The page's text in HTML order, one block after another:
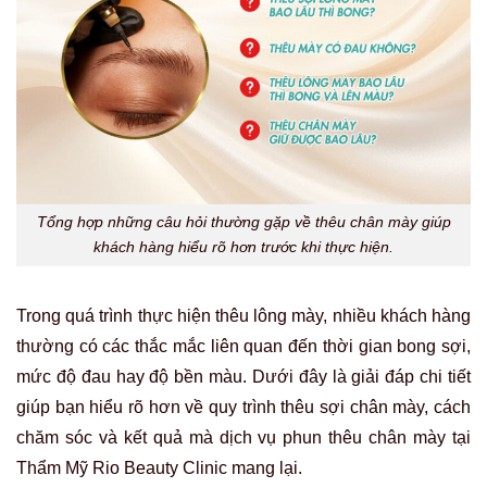
Tổng hợp những câu hỏi thường gặp về thêu chân mày giúp
khách hàng hiểu rõ hơn trước khi thực hiện.
Trong quá trình thực hiện thêu lông mày, nhiều khách hàng
thường có các thắc mắc liên quan đến thời gian bong sợi,
mức độ đau hay độ bền màu. Dưới đây là giải đáp chi tiết
giúp bạn hiểu rõ hơn về quy trình thêu sợi chân mày, cách
chăm sóc và kết quả mà dịch vụ phun thêu chân mày tại
Thẩm Mỹ Rio Beauty Clinic mang lại.